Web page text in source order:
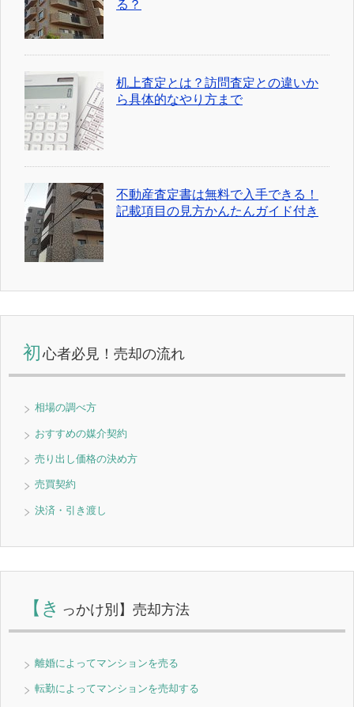
る？
机上査定とは？訪問査定との違いか
ら具体的なやり方まで
不動産査定書は無料で入手できる！
記載項目の見方かんたんガイド付き
初 心者必見！売却の流れ
相場の調べ方
おすすめの媒介契約
売り出し価格の決め方
売買契約
決済・引き渡し
【き っかけ別】売却方法
離婚によってマンションを売る
転勤によってマンションを売却する